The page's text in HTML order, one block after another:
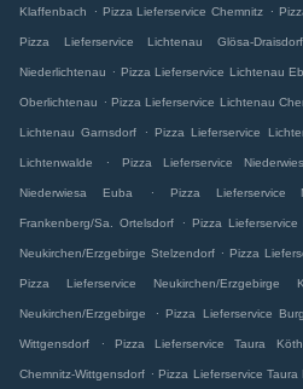
Klaffenbach . Pizza Lieferservice Chemnitz .
Pizza Lieferservice Lichtenau Glösa-Draisdorf
Niederlichtenau . Pizza Lieferservice Lichtenau
Oberlichtenau . Pizza Lieferservice Lichtenau
Lichtenau Garnsdorf . Pizza Lieferservice
Lichtenwalde . Pizza Lieferservice
Niederwiesa Euba . Pizza Lieferservice
Frankenberg/Sa. Ortelsdorf . Pizza Lieferservice
Neukirchen/Erzgebirge Stelzendorf . Pizza
Pizza Lieferservice Neukirchen/Erzgebirge
Neukirchen/Erzgebirge . Pizza Lieferservice
Wittgensdorf . Pizza Lieferservice Taura
Chemnitz-Wittgensdorf . Pizza Lieferservice Taura